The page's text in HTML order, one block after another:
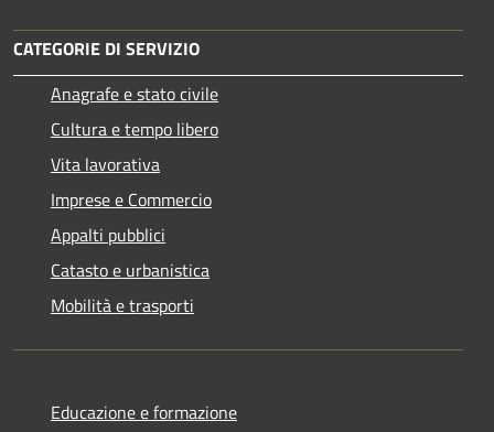
CATEGORIE DI SERVIZIO
Anagrafe e stato civile
Cultura e tempo libero
Vita lavorativa
Imprese e Commercio
Appalti pubblici
Catasto e urbanistica
Mobilità e trasporti
Educazione e formazione